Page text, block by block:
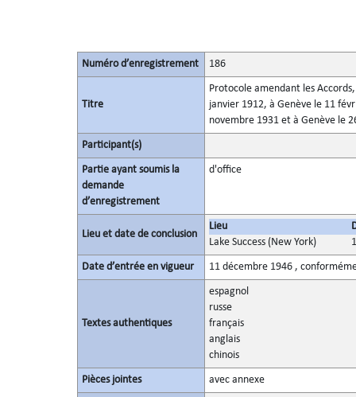
Numéro d’enregistrement 186
Titre
Protocole amendant les
janvier 1912, à Genève le 11
novembre 1931 et à Genève le
Participant(s)
Partie ayant soumis la
demande
d’enregistrement
d'office
Lieu et date de conclusion
Lieu
Lake Success (New York)
Date d’entrée en vigueur 11 décembre 1946 ,
Textes authentiques
espagnol
russe
français
anglais
chinois
Pièces jointes avec annexe